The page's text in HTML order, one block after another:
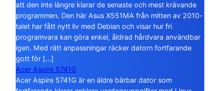
att den inte längre klarar de senaste och mest krävande
programmen. Den här Asus X551MA från mitten av 2010-
talet har fått nytt liv med Debian och visar hur fri
programvara kan göra enkel, åldrad hårdvara användbar
igen. Med rätt anpassningar räcker datorn fortfarande
gott för […]
Acer Aspire 5741G
Acer Aspire 5741G är en äldre bärbar dator som